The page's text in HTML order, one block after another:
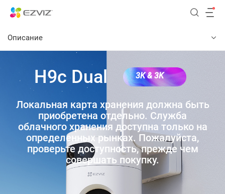
Описание
H9c Dual 3K & 3K
Локальная карта хранения должна быть
приобретена отдельно. Служба
облачного хранения доступна только на
определенных рынках. Пожалуйста,
проверьте доступность, прежде чем
совершать покупку.